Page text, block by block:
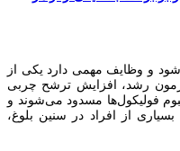
و وظایف مهمی دارد یکی از
رشد، افزایش ترشح چربی
صورت است. با زیاد شدن این چربی یا سبوم فولیکول‌ها مسدود می‎‌شوند و
از افراد در سنین بلوغ،